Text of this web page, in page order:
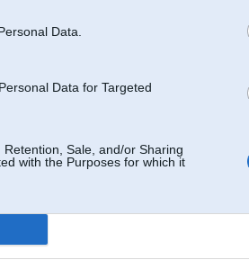
Data.
Data for Targeted
Sale, and/or Sharing
with the Purposes for which it